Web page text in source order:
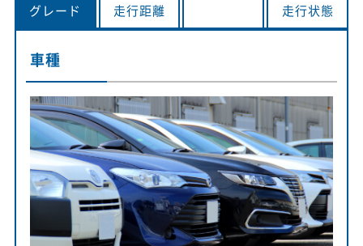
グレード
走行距離
走行状態
車種